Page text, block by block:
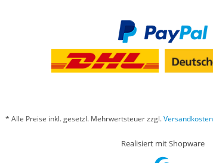
* Alle Preise inkl. gesetzl. Mehrwertsteuer zzgl.Versandkosten
Realisiert mit Shopware